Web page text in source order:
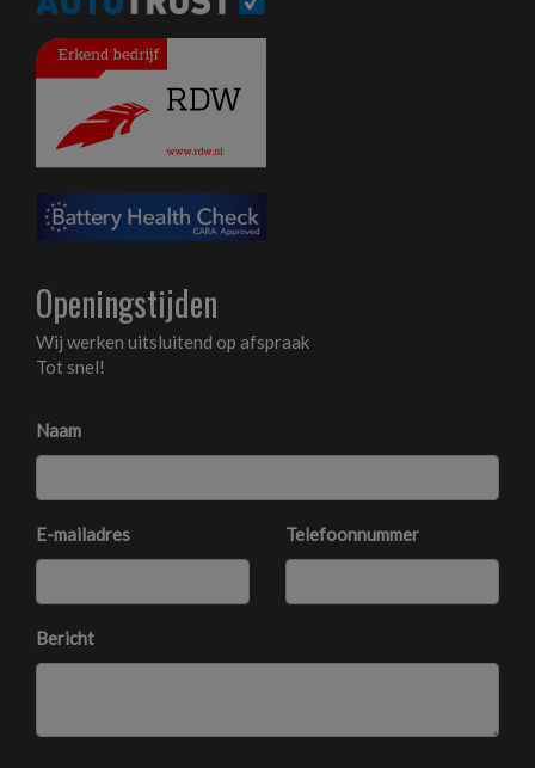
Led koplampen
Parkeersensor achter
Parkeersensor voor
Warmtewerend glas
Interieur
Achterbank in delen neerklapbaar
Bestuurdersstoel in hoogte verstelbaar
Binnenspiegel automatisch dimmend
Electronic climate control
Elektrische ramen voor
Lendesteun(en) verstelbaar
Stuur leder
Stuur verstelbaar
Openingstijden
Wij werken uitsluitend op afspraak
Tot snel!
Naam
E-mailadres Telefoonnummer
Bericht